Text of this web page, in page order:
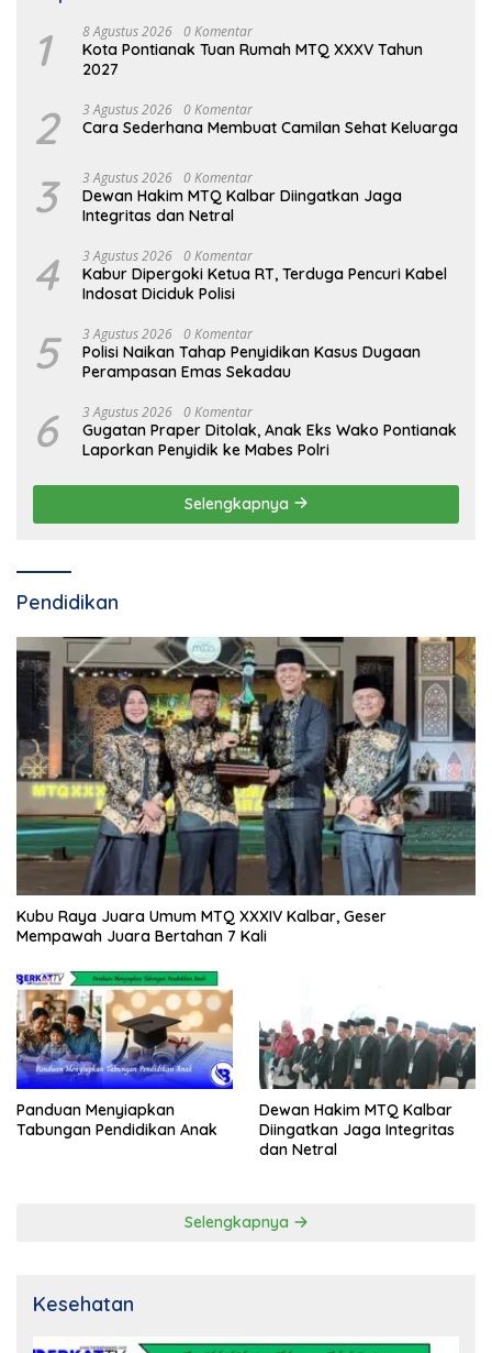
1 8 Agustus 2026 0 Komentar
Kota Pontianak Tuan Rumah MTQ XXXV Tahun
2027
2 3 Agustus 2026 0 Komentar
Cara Sederhana Membuat Camilan Sehat Keluarga
3 3 Agustus 2026 0 Komentar
Dewan Hakim MTQ Kalbar Diingatkan Jaga
Integritas dan Netral
4 3 Agustus 2026 0 Komentar
Kabur Dipergoki Ketua RT, Terduga Pencuri Kabel
Indosat Diciduk Polisi
5 3 Agustus 2026 0 Komentar
Polisi Naikan Tahap Penyidikan Kasus Dugaan
Perampasan Emas Sekadau
6 3 Agustus 2026 0 Komentar
Gugatan Praper Ditolak, Anak Eks Wako Pontianak
Laporkan Penyidik ke Mabes Polri
Selengkapnya
Pendidikan
Kubu Raya Juara Umum MTQ XXXIV Kalbar, Geser
Mempawah Juara Bertahan 7 Kali
Panduan Menyiapkan
Tabungan Pendidikan Anak
Dewan Hakim MTQ Kalbar
Diingatkan Jaga Integritas
dan Netral
Selengkapnya
Kesehatan